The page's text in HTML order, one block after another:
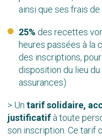
ainsi que ses frais
25% des recettes
heures passées à la
des inscriptions,
disposition du lieu
assurances)
> Un tarif solidaire,
justificatif à toute
son inscription. Ce tarif